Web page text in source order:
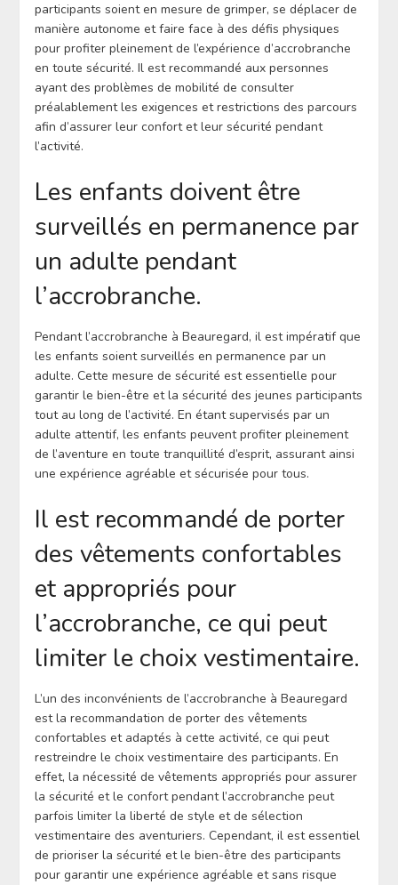
participants soient en mesure de grimper, se déplacer de
manière autonome et faire face à des défis physiques
pour profiter pleinement de l’expérience d’accrobranche
en toute sécurité. Il est recommandé aux personnes
ayant des problèmes de mobilité de consulter
préalablement les exigences et restrictions des parcours
afin d’assurer leur confort et leur sécurité pendant
l’activité.
Les enfants doivent être
surveillés en permanence par
un adulte pendant
l’accrobranche.
Pendant l’accrobranche à Beauregard, il est impératif que
les enfants soient surveillés en permanence par un
adulte. Cette mesure de sécurité est essentielle pour
garantir le bien-être et la sécurité des jeunes participants
tout au long de l’activité. En étant supervisés par un
adulte attentif, les enfants peuvent profiter pleinement
de l’aventure en toute tranquillité d’esprit, assurant ainsi
une expérience agréable et sécurisée pour tous.
Il est recommandé de porter
des vêtements confortables
et appropriés pour
l’accrobranche, ce qui peut
limiter le choix vestimentaire.
L’un des inconvénients de l’accrobranche à Beauregard
est la recommandation de porter des vêtements
confortables et adaptés à cette activité, ce qui peut
restreindre le choix vestimentaire des participants. En
effet, la nécessité de vêtements appropriés pour assurer
la sécurité et le confort pendant l’accrobranche peut
parfois limiter la liberté de style et de sélection
vestimentaire des aventuriers. Cependant, il est essentiel
de prioriser la sécurité et le bien-être des participants
pour garantir une expérience agréable et sans risque